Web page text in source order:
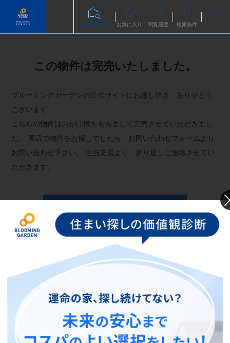
物件を探す お気に入り 閲覧履歴 検索条件
この物件は完売いたしました。
ブルーミングガーデンの公式サイトにお越し頂き、ありがとう
ございます。
こちらの物件はおかげ様をもちまして完売させていただきまし
た。
周辺で物件をお探しでしたら、お問い合わせフォームより
お問い合わせ下さい。
担当支店より、折り返しご連絡させてい
ただきます。
お問い合わせフォームへ
この物件を見ている人に
おすすめの物件